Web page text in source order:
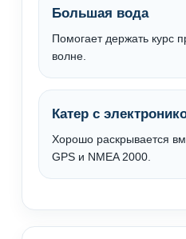
Большая вода
Помогает держать курс
волне.
Катер с
Хорошо раскрывается
GPS и NMEA 2000.